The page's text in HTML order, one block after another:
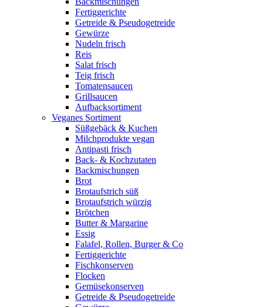
Fertiggerichte
Getreide & Pseudogetreide
Gewürze
Nudeln frisch
Reis
Salat frisch
Teig frisch
Tomatensaucen
Grillsaucen
Aufbacksortiment
Veganes Sortiment
Süßgebäck & Kuchen
Milchprodukte vegan
Antipasti frisch
Back- & Kochzutaten
Backmischungen
Brot
Brotaufstrich süß
Brotaufstrich würzig
Brötchen
Butter & Margarine
Essig
Falafel, Rollen, Burger & Co
Fertiggerichte
Fischkonserven
Flocken
Gemüsekonserven
Getreide & Pseudogetreide